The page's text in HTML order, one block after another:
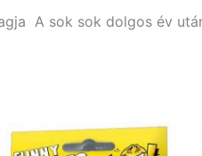
A sok sok dolgos év